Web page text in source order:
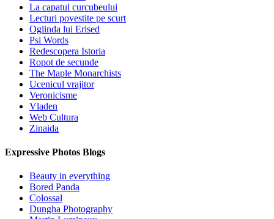
La capatul curcubeului
Lecturi povestite pe scurt
Oglinda lui Erised
Psi Words
Redescopera Istoria
Ropot de secunde
The Maple Monarchists
Ucenicul vrajitor
Veronicisme
Vladen
Web Cultura
Zinaida
Expressive Photos Blogs
Beauty in everything
Bored Panda
Colossal
Dungha Photography